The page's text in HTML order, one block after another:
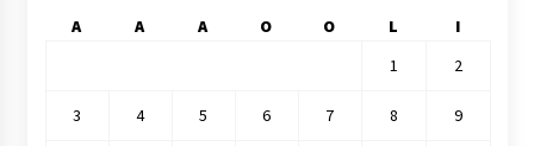
A A A O O L
I
1
2
3 4 5 6 7 8 9